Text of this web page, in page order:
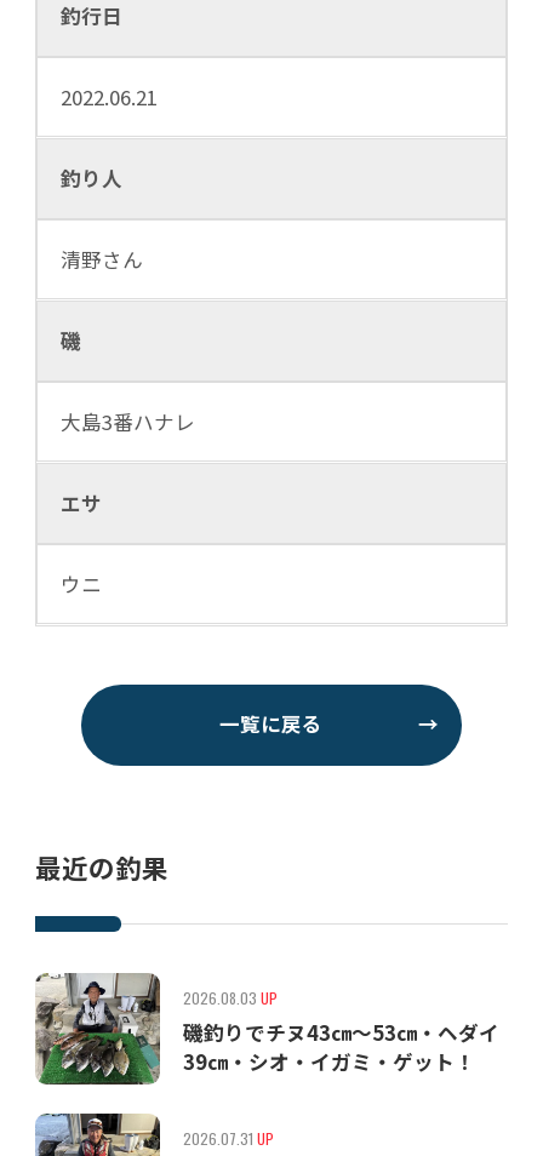
釣行日
2022.06.21
釣り人
清野さん
磯
大島3番ハナレ
エサ
ウニ
一覧に戻る →
最近の釣果
2026.08.03 UP
磯釣りでチヌ43㎝〜53㎝・ヘダイ
39㎝・シオ・イガミ・ゲット！
2026.07.31 UP